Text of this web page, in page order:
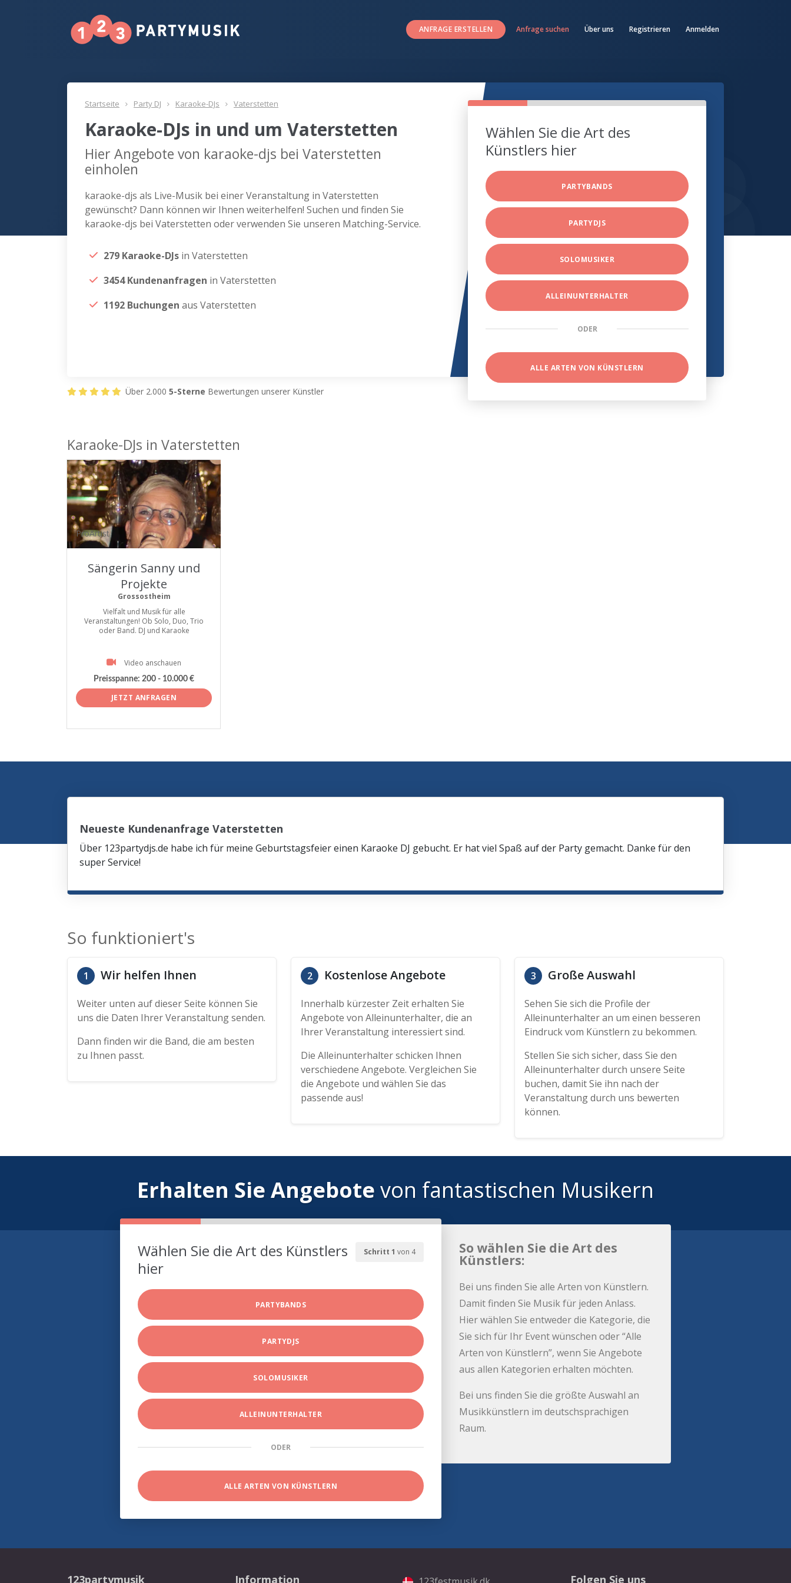
ANFRAGE ERSTELLEN Anfrage suchen Über uns Registrieren Anmelden
Startseite Party DJ Karaoke-DJs Vaterstetten
Karaoke-DJs in und um Vaterstetten
Hier Angebote von karaoke-djs bei Vaterstetten
einholen
karaoke-djs als Live-Musik bei einer Veranstaltung in Vaterstetten
gewünscht? Dann können wir Ihnen weiterhelfen! Suchen und finden Sie
karaoke-djs bei Vaterstetten oder verwenden Sie unseren Matching-Service.
279 Karaoke-DJs in Vaterstetten
3454 Kundenanfragen in Vaterstetten
1192 Buchungen aus Vaterstetten
Wählen Sie die Art des
Künstlers hier
PARTYBANDS
PARTYDJS
SOLOMUSIKER
ALLEINUNTERHALTER
ODER
ALLE ARTEN VON KÜNSTLERN
Über 2.000 5-Sterne Bewertungen unserer Künstler
Karaoke-DJs in Vaterstetten
ProArtist
Sängerin Sanny und
Projekte
Grossostheim
Vielfalt und Musik für alle
Veranstaltungen! Ob Solo, Duo, Trio
oder Band. DJ und Karaoke
Video anschauen
Preisspanne: 200 - 10.000 €
JETZT ANFRAGEN
Neueste Kundenanfrage Vaterstetten
Über 123partydjs.de habe ich für meine Geburtstagsfeier einen Karaoke DJ gebucht. Er hat viel Spaß auf der Party gemacht. Danke für den
super Service!
So funktioniert's
1 Wir helfen Ihnen
Weiter unten auf dieser Seite können Sie
uns die Daten Ihrer Veranstaltung senden.
Dann finden wir die Band, die am besten
zu Ihnen passt.
2 Kostenlose Angebote
Innerhalb kürzester Zeit erhalten Sie
Angebote von Alleinunterhalter, die an
Ihrer Veranstaltung interessiert sind.
Die Alleinunterhalter schicken Ihnen
verschiedene Angebote. Vergleichen Sie
die Angebote und wählen Sie das
passende aus!
3 Große Auswahl
Sehen Sie sich die Profile der
Alleinunterhalter an um einen besseren
Eindruck vom Künstlern zu bekommen.
Stellen Sie sich sicher, dass Sie den
Alleinunterhalter durch unsere Seite
buchen, damit Sie ihn nach der
Veranstaltung durch uns bewerten
können.
Erhalten Sie Angebote von fantastischen Musikern
Schritt 1 von 4
Wählen Sie die Art des Künstlers
hier
PARTYBANDS
PARTYDJS
SOLOMUSIKER
ALLEINUNTERHALTER
ODER
ALLE ARTEN VON KÜNSTLERN
So wählen Sie die Art des
Künstlers:
Bei uns finden Sie alle Arten von Künstlern.
Damit finden Sie Musik für jeden Anlass.
Hier wählen Sie entweder die Kategorie, die
Sie sich für Ihr Event wünschen oder “Alle
Arten von Künstlern”, wenn Sie Angebote
aus allen Kategorien erhalten möchten.
Bei uns finden Sie die größte Auswahl an
Musikkünstlern im deutschsprachigen
Raum.
123partymusik Information Folgen Sie uns